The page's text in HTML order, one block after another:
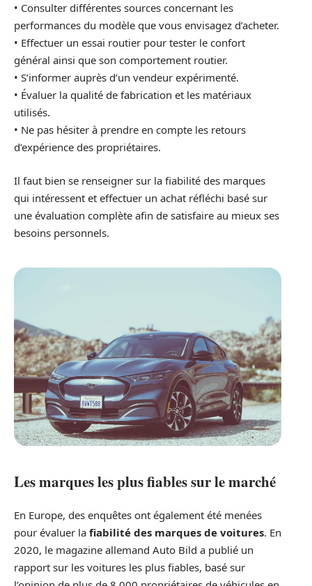
• Consulter différentes sources concernant les
performances du modèle que vous envisagez d’acheter.
• Effectuer un essai routier pour tester le confort
général ainsi que son comportement routier.
• S’informer auprès d’un vendeur expérimenté.
• Évaluer la qualité de fabrication et les matériaux
utilisés.
• Ne pas hésiter à prendre en compte les retours
d’expérience des propriétaires.
Il faut bien se renseigner sur la fiabilité des marques
qui intéressent et effectuer un achat réfléchi basé sur
une évaluation complète afin de satisfaire au mieux ses
besoins personnels.
Les marques les plus fiables sur le marché
En Europe, des enquêtes ont également été menées
pour évaluer la fiabilité des marques de voitures. En
2020, le magazine allemand Auto Bild a publié un
rapport sur les voitures les plus fiables, basé sur